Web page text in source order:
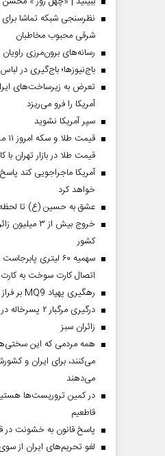
نظرسنجی شبکه تماشا
شرقی محبوب مخاطبان
رسانه‌های برون‌مرزی
باج‌نیوزها؛ باج‌گیری در
تعرض به زیرساخت‌های
آمریکا را فرو می‌ریزد
سپر آمریکا نشوید
قیمت طلا در بازار تهران
آمریکا ماجراجویی کند
خواهد کرد
عشق به حسین (ع) تا
خروج بیش از ۳
کشور
سهمیه ۶۰ لیتری
اتصال کارت سوخت به کارت
رهگیری پهپاد MQ9 بر فراز تنگه هرمز
درگیری مرگبار ۲ پسرخاله در پارک
‌زائران سبز
همه مردمی که این
می‌کنند، برای ایران و
می‌دهند
در کمین تروریست‌ها
قاطعیم
پاسخ قانون به خشونت در
لغو تحریم‌های ایران از
صفحات